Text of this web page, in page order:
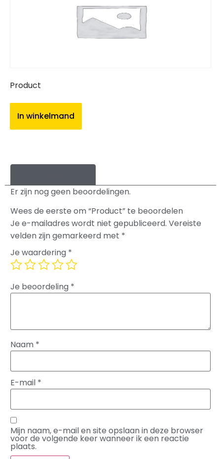
Product
In winkelmand
Er zijn nog geen beoordelingen.
Wees de eerste om “Product” te beoordelen
Je e-mailadres wordt niet gepubliceerd. Vereiste
velden zijn gemarkeerd met *
Je waardering *
Je beoordeling *
Naam *
E-mail *
Mijn naam, e-mail en site opslaan in deze browser
voor de volgende keer wanneer ik een reactie
plaats.